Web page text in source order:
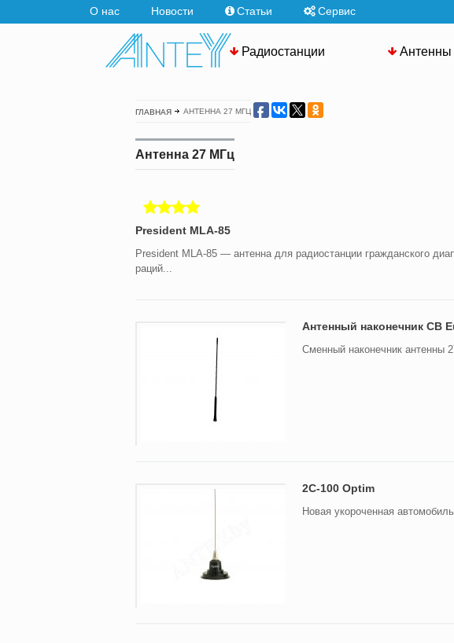
О нас Новости Статьи Сервис
Радиостанции Антенны
ГЛАВНАЯ АНТЕННА 27 МГЦ
Антенна 27 МГц
President MLA-85
President MLA-85 — антенна для радиостанции гражданского
раций...
Антенный наконечник CB
Сменный наконечник антенны
2C-100 Optim
Новая укороченная